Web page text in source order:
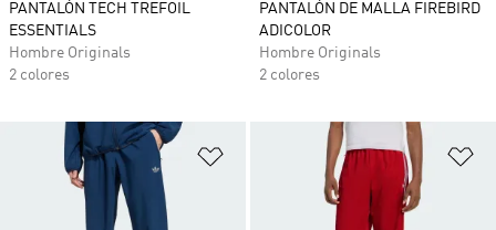
PANTALÓN TECH TREFOIL
ESSENTIALS
Hombre Originals
2 colores
PANTALÓN DE MALLA FIREBIRD
ADICOLOR
Hombre Originals
2 colores
Añadir a la lista de deseos